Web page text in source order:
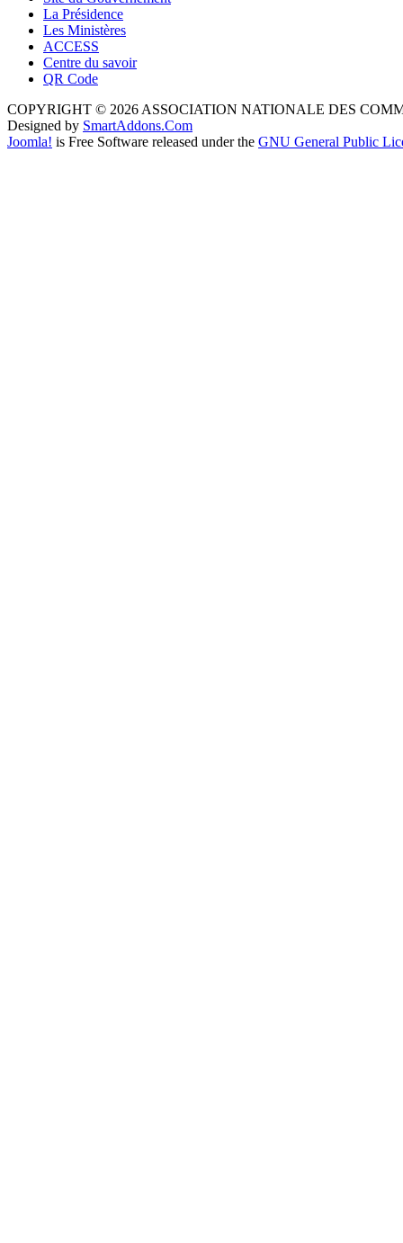
La Présidence
Les Ministères
ACCESS
Centre du savoir
QR Code
COPYRIGHT © 2026 ASSOCIATION NATIONALE DES
Designed by SmartAddons.Com
Joomla! is Free Software released under the GNU General Public